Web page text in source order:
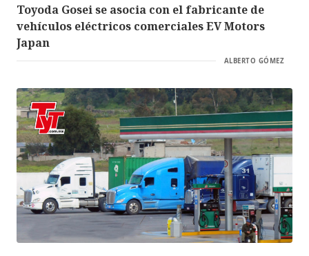
Toyoda Gosei se asocia con el fabricante de
vehículos eléctricos comerciales EV Motors
Japan
ALBERTO GÓMEZ